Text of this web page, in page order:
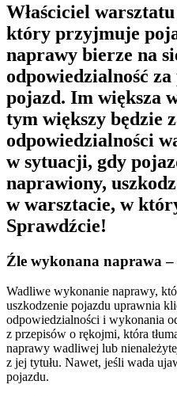
Właściciel
który przyjmuje
naprawy bierze na
odpowiedzialność
pojazd. Im większa
tym większy będzie
odpowiedzialności
w sytuacji, gdy
naprawiony,
w warsztacie, w
Sprawdźcie!
Źle wykonana naprawa –
Wadliwe wykonanie naprawy,
uszkodzenie pojazdu uprawnia
odpowiedzialności i wykonania
z przepisów o rękojmi, która
naprawy wadliwej lub
z jej tytułu. Nawet, jeśli wada
pojazdu.